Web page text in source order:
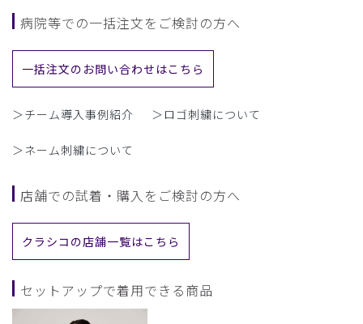
病院等での一括注文をご検討の方へ
一括注文のお問い合わせはこちら
＞チーム導入事例紹介 ＞ロゴ刺繍について
＞ネーム刺繍について
店舗での試着・購入をご検討の方へ
クラシコの店舗一覧はこちら
セットアップで着用できる商品